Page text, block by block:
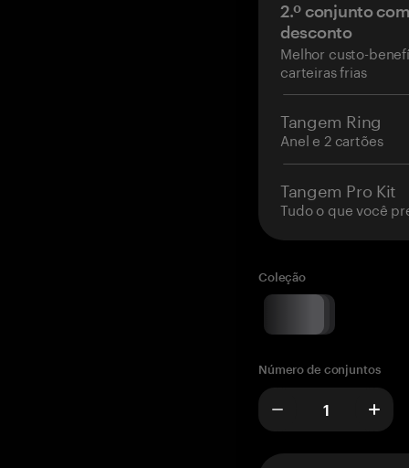
2.º conjunto
desconto
Melhor custo-
carteiras frias
Tangem Ring
Anel e 2 cartões
Tangem Pro Kit
Tudo o que você
Coleção
Número de conjuntos